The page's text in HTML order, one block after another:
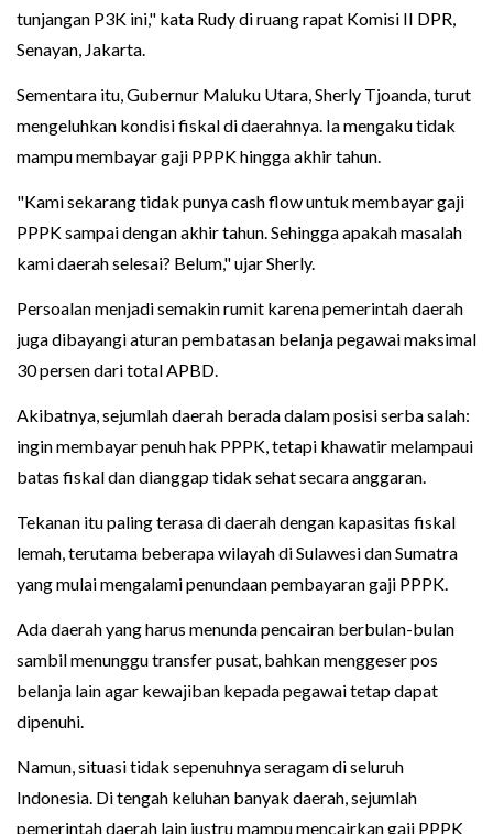
tunjangan P3K ini," kata Rudy di ruang rapat Komisi II DPR,
Senayan, Jakarta.
Sementara itu, Gubernur Maluku Utara, Sherly Tjoanda, turut
mengeluhkan kondisi fiskal di daerahnya. Ia mengaku tidak
mampu membayar gaji PPPK hingga akhir tahun.
"Kami sekarang tidak punya cash flow untuk membayar gaji
PPPK sampai dengan akhir tahun. Sehingga apakah masalah
kami daerah selesai? Belum," ujar Sherly.
Persoalan menjadi semakin rumit karena pemerintah daerah
juga dibayangi aturan pembatasan belanja pegawai maksimal
30 persen dari total APBD.
Akibatnya, sejumlah daerah berada dalam posisi serba salah:
ingin membayar penuh hak PPPK, tetapi khawatir melampaui
batas fiskal dan dianggap tidak sehat secara anggaran.
Tekanan itu paling terasa di daerah dengan kapasitas fiskal
lemah, terutama beberapa wilayah di Sulawesi dan Sumatra
yang mulai mengalami penundaan pembayaran gaji PPPK.
Ada daerah yang harus menunda pencairan berbulan-bulan
sambil menunggu transfer pusat, bahkan menggeser pos
belanja lain agar kewajiban kepada pegawai tetap dapat
dipenuhi.
Namun, situasi tidak sepenuhnya seragam di seluruh
Indonesia. Di tengah keluhan banyak daerah, sejumlah
pemerintah daerah lain justru mampu mencairkan gaji PPPK